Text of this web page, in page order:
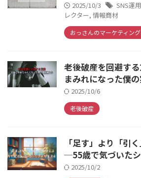
2025/10/3 SNS運用
レクター, 情報商材
おっさんのマーケティン
老後破産を回避す
まみれになった僕
2025/10/6
老後破産
「足す」より「引
─55歳で気づいた
2025/10/2